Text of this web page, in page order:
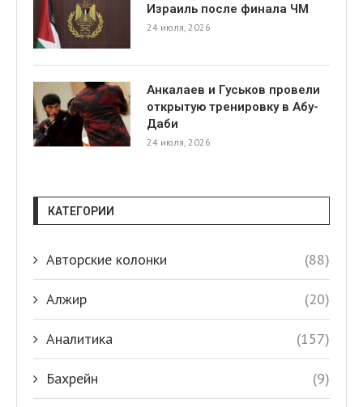
Израиль после финала ЧМ
24 июля, 2026
Анкалаев и Гуськов провели
открытую тренировку в Абу-
Даби
24 июля, 2026
КАТЕГОРИИ
Авторские колонки (88)
Алжир (20)
Аналитика (157)
Бахрейн (9)